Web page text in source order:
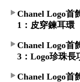
Chanel Logo首
1：皮穿鍊耳環
Chanel Logo首
3：Logo珍珠長
Chanel Logo首